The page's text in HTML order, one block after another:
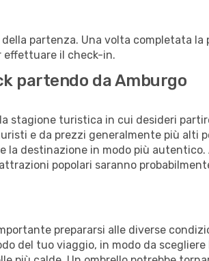
partenza. Una volta completata
effettuare il check-in.
partendo da Amburgo
stagione turistica in cui desideri
e da prezzi generalmente più alti
la destinazione in modo più
popolari saranno
prepararsi alle diverse
del tuo viaggio, in modo da